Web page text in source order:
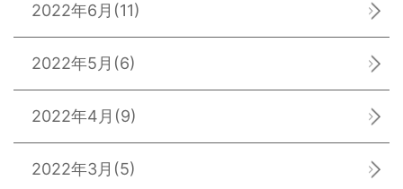
2022年6月 (11)
2022年5月 (6)
2022年4月 (9)
2022年3月 (5)